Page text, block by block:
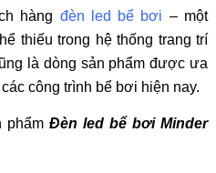
hàng đèn led bể bơi – một
thiếu trong hệ thống trang trí
là dòng sản phẩm được ưa
công trình bể bơi hiện nay.
phẩmĐèn led bể bơi Minder